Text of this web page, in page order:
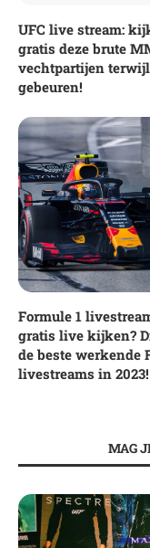
UFC live stream:
gratis deze brute
vechtpartijen
gebeuren!
Formule 1
gratis live kijken?
de beste werkende
livestreams in 2023!
MAG